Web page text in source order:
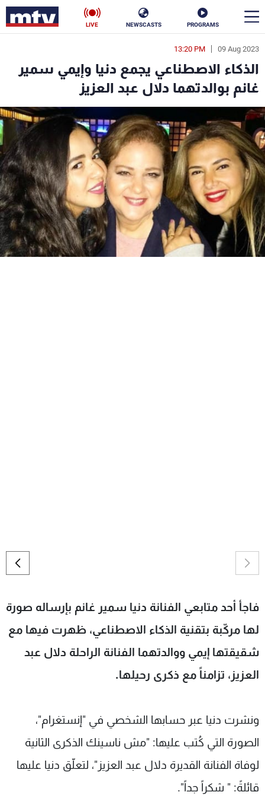
PROGRAMS
NEWSCASTS
LIVE
09 Aug 2023
13:20 PM
الذكاء الاصطناعي يجمع دنيا وإيمي سمير
غانم بوالدتهما دلال عبد العزيز
فاجأ أحد متابعي الفنانة دنيا سمير غانم بإرساله صورة
لها مركّبة بتقنية الذكاء الاصطناعي، ظهرت فيها مع
شقيقتها إيمي ووالدتهما الفنانة الراحلة دلال عبد
العزيز، تزامناً مع ذكرى رحيلها.
ونشرت دنيا عبر حسابها الشخصي في "إنستغرام"،
الصورة التي كُتب عليها: "مش ناسينك الذكرى الثانية
لوفاة الفنانة القديرة دلال عبد العزيز"، لتعلّق دنيا عليها
قائلةً: " شكراً جداً".
en
الأخبار
سياسة ناس
إقتصاد فن
منوعات رياضة
كأس العالم
البرامج